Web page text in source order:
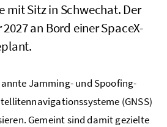
mit Sitz in Schwechat. Der
an Bord einerSpaceX-
Jamming- und Spoofing-
(GNSS)
Gemeint sind damit gezielte